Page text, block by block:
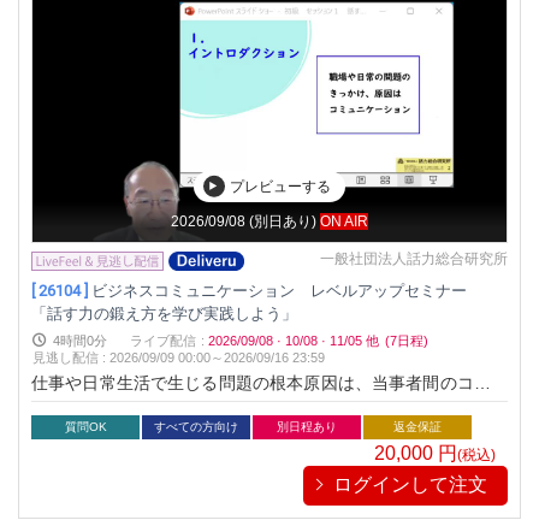
プレビューする
2026/09/08 (別日あり) ON AIR
一般社団法人話力総合研究所
[ 26104 ]
ビジネスコミュニケーション レベルアップセミナー
「話す力の鍛え方を学び実践しよう」
4時間0分 ライブ配信 : 2026/09/08 · 10/08 · 11/05 他 (7日程)
見逃し配信 :2026/09/09 00:00～2026/09/16 23:59
仕事や日常生活で生じる問題の根本原因は、当事者間のコミュ
ニケーション能力です。仕事で成果をあげ、よりよい人生を送
るため、コミュニケーション能力を高めましょう。自分の話す
力、聴く力を磨き、レベルアップしてください。
質問OK すべての方向け 別日程あり 返金保証
20,000 円(税込)
ログインして注文